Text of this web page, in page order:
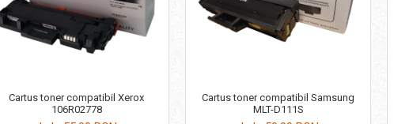
Cartus toner compatibil Xerox
106R02778
Cartus toner compatibil Samsung
MLT-D111S